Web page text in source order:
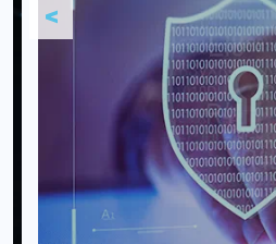
<